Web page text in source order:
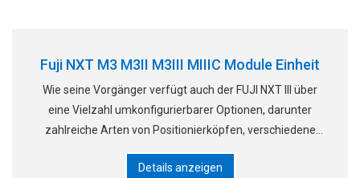
Fuji NXT M3 M3II M3III MIIIC Module Einheit
Wie seine Vorgänger verfügt auch der FUJI NXT III über
eine Vielzahl umkonfigurierbarer Optionen, darunter
zahlreiche Arten von Positionierköpfen, verschiedene
Dank der Möglichkeit eines kostenlosen Choi
Details anzeigen